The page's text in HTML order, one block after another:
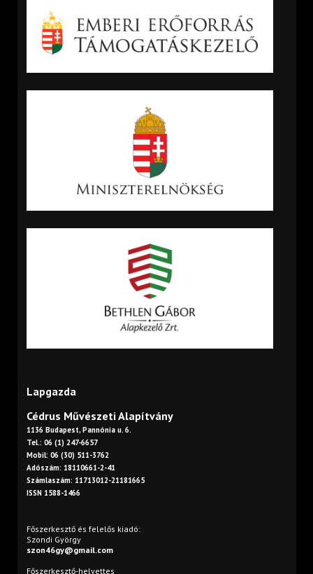
Lapgazda
Cédrus Művészeti Alapítvány
1136 Budapest, Pannónia u. 6.
Tel.: 06 (1) 247-6657
Mobil: 06 (30) 511-3762
Adószám: 18110661-2-41
Számlaszám: 11713012-21181665
ISSN 1588-1466
Főszerkesztő és felelős kiadó:
Szondi György
szon46gy@gmail.com
Főszerkesztő-helyettes